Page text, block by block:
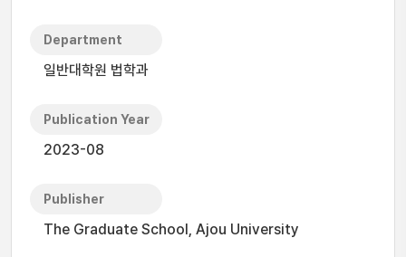
Department
일반대학원 법학과
Publication Year
2023-08
Publisher
The Graduate School, Ajou University